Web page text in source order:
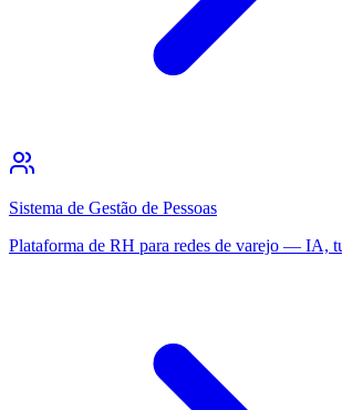
Sistema de Gestão de Pessoas
Plataforma de RH para redes de varejo — IA,